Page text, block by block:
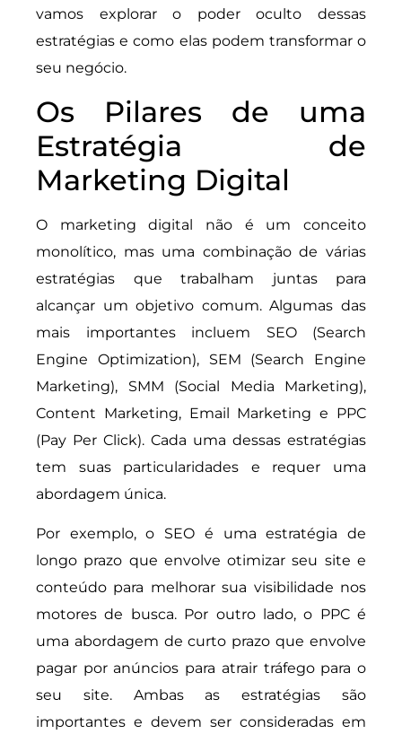
vamos explorar o poder oculto dessas
estratégias e como elas podem transformar o
seu negócio.
Os Pilares de uma
Estratégia de
Marketing Digital
O marketing digital não é um conceito
monolítico, mas uma combinação de várias
estratégias que trabalham juntas para
alcançar um objetivo comum. Algumas das
mais importantes incluem SEO (Search
Engine Optimization), SEM (Search Engine
Marketing), SMM (Social Media Marketing),
Content Marketing, Email Marketing e PPC
(Pay Per Click). Cada uma dessas estratégias
tem suas particularidades e requer uma
abordagem única.
Por exemplo, o SEO é uma estratégia de
longo prazo que envolve otimizar seu site e
conteúdo para melhorar sua visibilidade nos
motores de busca. Por outro lado, o PPC é
uma abordagem de curto prazo que envolve
pagar por anúncios para atrair tráfego para o
seu site. Ambas as estratégias são
importantes e devem ser consideradas em